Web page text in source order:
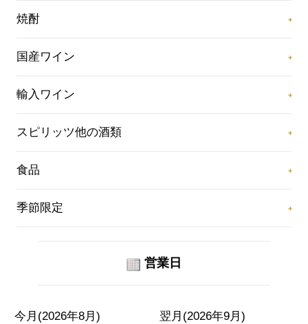
焼酎
国産ワイン
輸入ワイン
スピリッツ他の酒類
食品
季節限定
営業日
今月(2026年8月)
翌月(2026年9月)